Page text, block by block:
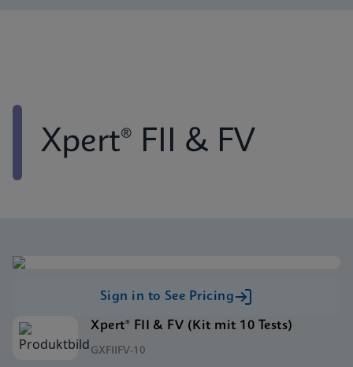
Xpert® FII & FV
Sign in to See Pricing
Xpert® FII & FV (Kit mit 10 Tests)
GXFIIFV-10